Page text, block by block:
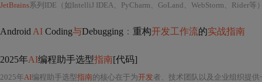
JetBrains系列IDE（如IntelliJ IDEA、PyCharm、GoLand、WebStorm、Rider等
Android AI Coding与Debugging ： 重构开发工作流的实战指南
2025年AI编程助手选型指南[代码]
2025年AI编程助手选型指南的核心在于为开发者、技术团队以及企业组织提